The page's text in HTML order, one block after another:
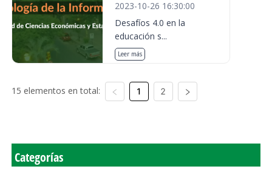
2023-10-26 16:30:00
Desafíos 4.0 en la
educación s...
Leer más
15 elementos en total: 1 2
Categorías